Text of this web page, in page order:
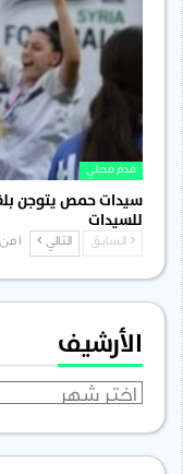
قدم محلي
سيدات حمص يتوجن
للسيدات
السابق التالي
الأرشيف
الأرشيف